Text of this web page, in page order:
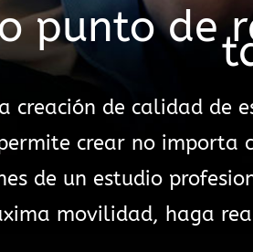
punto de
creación de calidad de
crear no importa
de un estudio
movilidad, haga